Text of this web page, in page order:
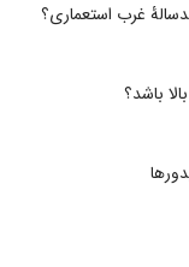
غرب استعماری؟
باشد؟